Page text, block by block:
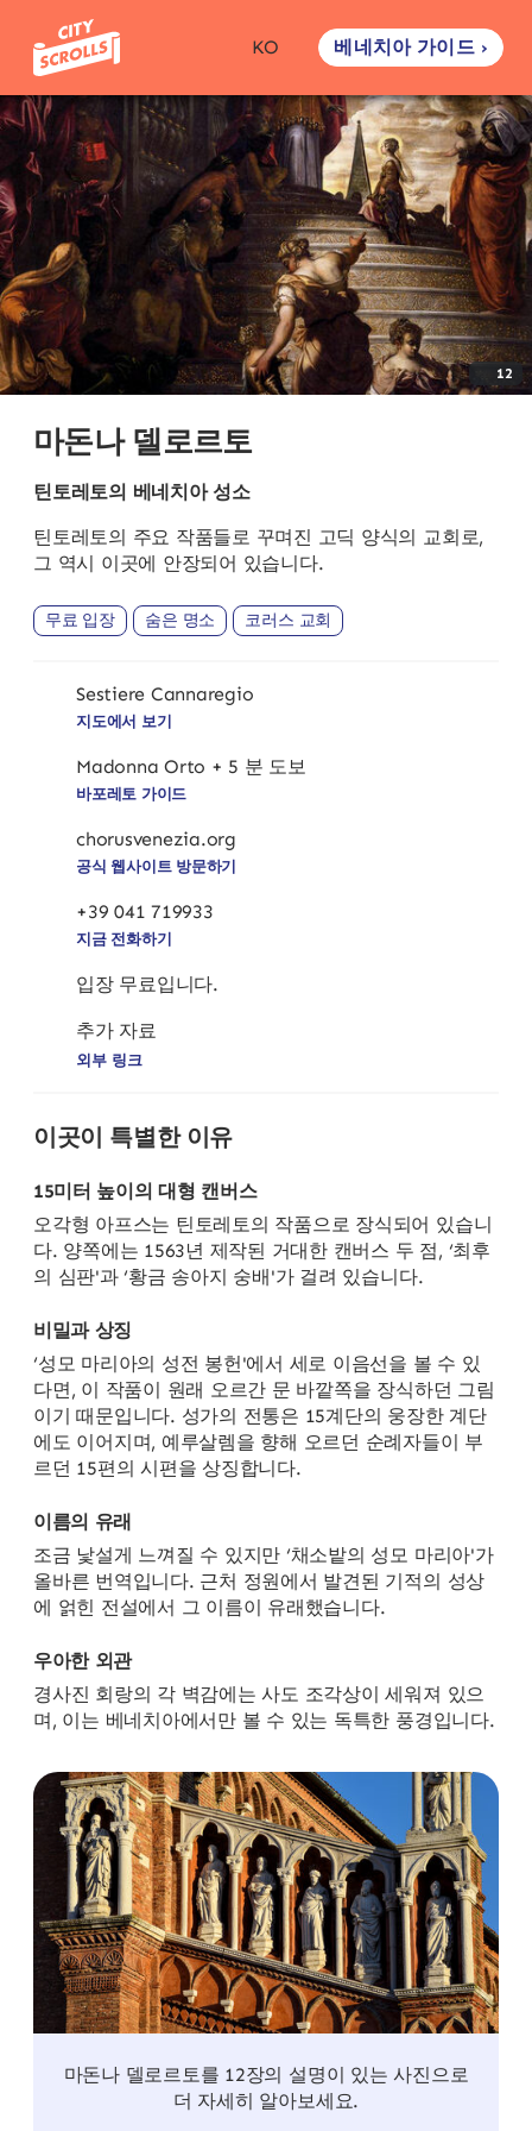
KO 베네치아 가이드 ›
12
마돈나 델로르토
틴토레토의 베네치아 성소
틴토레토의 주요 작품들로 꾸며진 고딕 양식의 교회로,
그 역시 이곳에 안장되어 있습니다.
무료 입장 숨은 명소 코러스 교회
Sestiere Cannaregio
지도에서 보기
Madonna Orto + 5 분 도보
바포레토 가이드
chorusvenezia.org
공식 웹사이트 방문하기
+39 041 719933
지금 전화하기
입장 무료입니다.
추가 자료
외부 링크
이곳이 특별한 이유
15미터 높이의 대형 캔버스
오각형 아프스는 틴토레토의 작품으로 장식되어 있습니
다. 양쪽에는 1563년 제작된 거대한 캔버스 두 점, ‘최후
의 심판'과 ‘황금 송아지 숭배'가 걸려 있습니다.
비밀과 상징
‘성모 마리아의 성전 봉헌'에서 세로 이음선을 볼 수 있
다면, 이 작품이 원래 오르간 문 바깥쪽을 장식하던 그림
이기 때문입니다. 성가의 전통은 15계단의 웅장한 계단
에도 이어지며, 예루살렘을 향해 오르던 순례자들이 부
르던 15편의 시편을 상징합니다.
이름의 유래
조금 낯설게 느껴질 수 있지만 ‘채소밭의 성모 마리아'가
올바른 번역입니다. 근처 정원에서 발견된 기적의 성상
에 얽힌 전설에서 그 이름이 유래했습니다.
우아한 외관
경사진 회랑의 각 벽감에는 사도 조각상이 세워져 있으
며, 이는 베네치아에서만 볼 수 있는 독특한 풍경입니다.
마돈나 델로르토를 12장의 설명이 있는 사진으로
더 자세히 알아보세요.